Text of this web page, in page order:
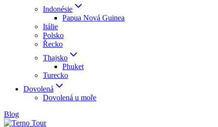
Indonésie
Papua Nová Guinea
Itálie
Polsko
Řecko
Thajsko
Phuket
Turecko
Dovolená
Dovolená u moře
Blog